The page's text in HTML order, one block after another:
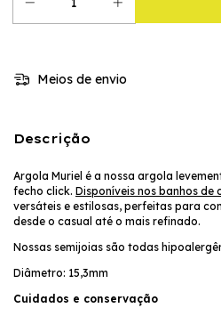
Meios de envio
Descrição
Argola Muriel é a nossa argola
fecho click. Disponíveis nos banhos de
versáteis e estilosas, perfeitas para
desde o casual até o mais refinado.
Nossas semijoias são todas
Diâmetro: 15,3mm
Cuidados e conservação